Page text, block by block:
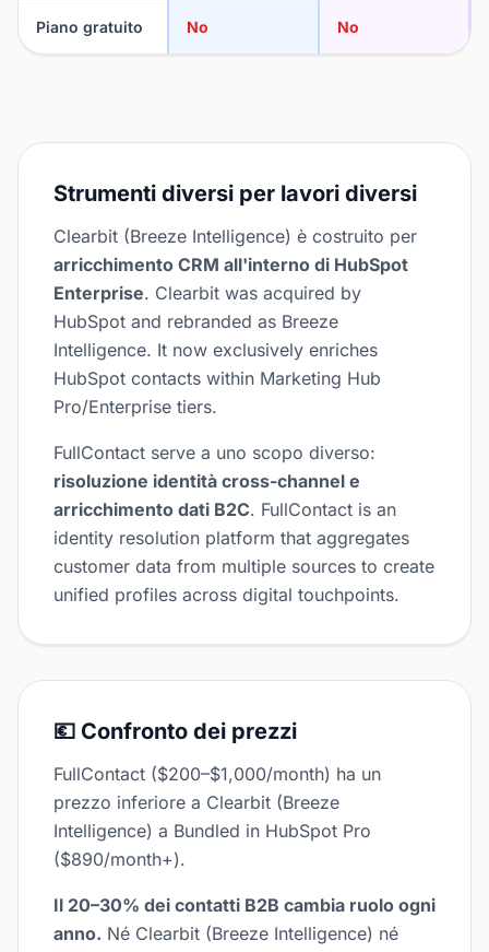
Piano gratuito No No
Strumenti diversi per lavori diversi
Clearbit (Breeze Intelligence) è costruito per
arricchimento CRM all'interno di HubSpot
Enterprise. Clearbit was acquired by
HubSpot and rebranded as Breeze
Intelligence. It now exclusively enriches
HubSpot contacts within Marketing Hub
Pro/Enterprise tiers.
FullContact serve a uno scopo diverso:
risoluzione identità cross-channel e
arricchimento dati B2C. FullContact is an
identity resolution platform that aggregates
customer data from multiple sources to create
unified profiles across digital touchpoints.
💶 Confronto dei prezzi
FullContact ($200–$1,000/month) ha un
prezzo inferiore a Clearbit (Breeze
Intelligence) a Bundled in HubSpot Pro
($890/month+).
Il 20–30% dei contatti B2B cambia ruolo ogni
anno. Né Clearbit (Breeze Intelligence) né